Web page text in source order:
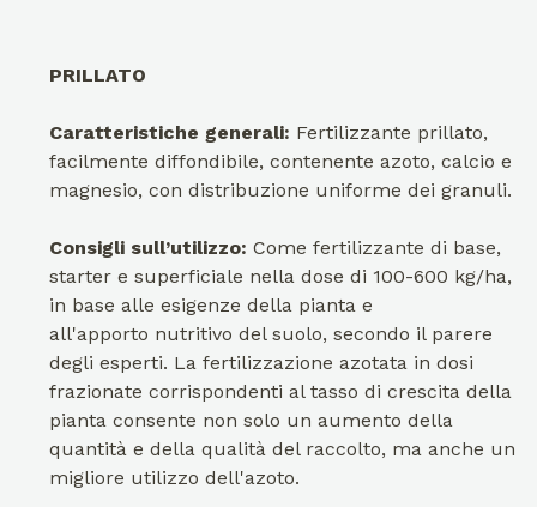
PRILLATO
Caratteristiche generali: Fertilizzante prillato,
facilmente diffondibile, contenente azoto, calcio e
magnesio, con distribuzione uniforme dei granuli.
Consigli sull’utilizzo: Come fertilizzante di base,
starter e superficiale nella dose di 100-600 kg/ha,
in base alle esigenze della pianta e
all'apporto nutritivo del suolo, secondo il parere
degli esperti. La fertilizzazione azotata in dosi
frazionate corrispondenti al tasso di crescita della
pianta consente non solo un aumento della
quantità e della qualità del raccolto, ma anche un
migliore utilizzo dell'azoto.